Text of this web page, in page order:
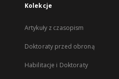
Kolekcje
Artykuły z czasopism
Doktoraty przed obroną
Habilitacje i Doktoraty